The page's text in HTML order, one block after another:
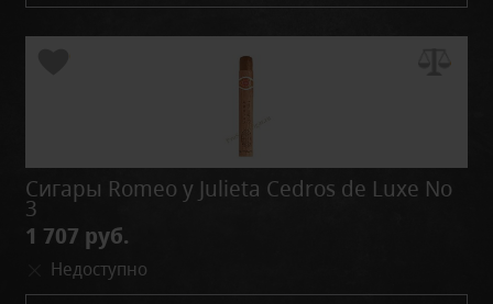
Сигары Romeo y Julieta Cedros de Luxe No
3
1 707 руб.
Недоступно